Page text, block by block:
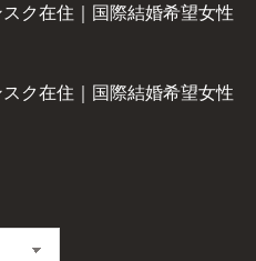
ク在住｜国際結婚希望女性
ク在住｜国際結婚希望女性